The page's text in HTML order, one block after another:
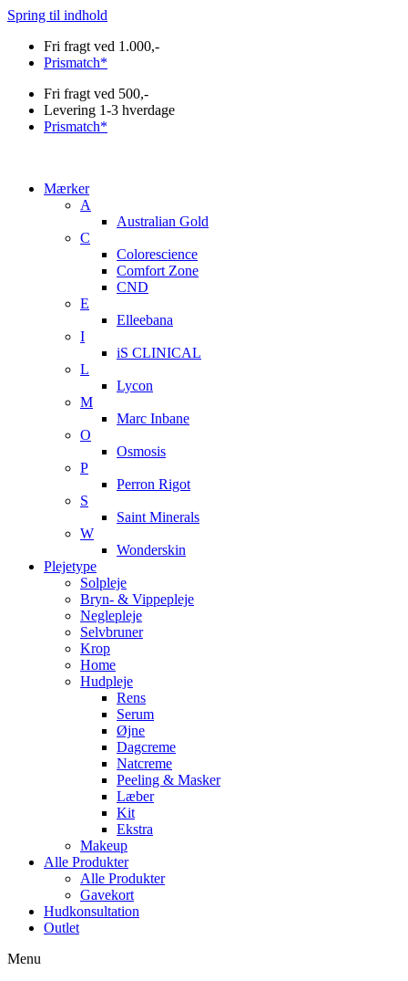
Spring til indhold
Fri fragt ved 1.000,-
Prismatch*
Fri fragt ved 500,-
Levering 1-3 hverdage
Prismatch*
Mærker
A
Australian Gold
C
Colorescience
Comfort Zone
CND
E
Elleebana
I
iS CLINICAL
L
Lycon
M
Marc Inbane
O
Osmosis
P
Perron Rigot
S
Saint Minerals
W
Wonderskin
Plejetype
Solpleje
Bryn- & Vippepleje
Neglepleje
Selvbruner
Krop
Home
Hudpleje
Rens
Serum
Øjne
Dagcreme
Natcreme
Peeling & Masker
Læber
Kit
Ekstra
Makeup
Alle Produkter
Alle Produkter
Gavekort
Hudkonsultation
Outlet
Menu